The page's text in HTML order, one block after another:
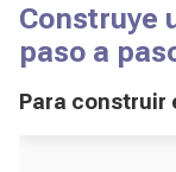
Construye
paso a
Para construir